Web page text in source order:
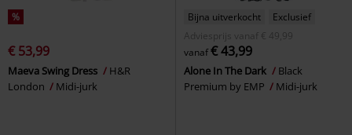
%
€ 53,99
Maeva Swing Dress
H&R
London
Midi-jurk
Bijna uitverkocht
Exclusief
Adviesprijs
vanaf € 49,99
vanaf€ 43,99
Alone In The Dark
Black
Premium by EMP
Midi-jurk